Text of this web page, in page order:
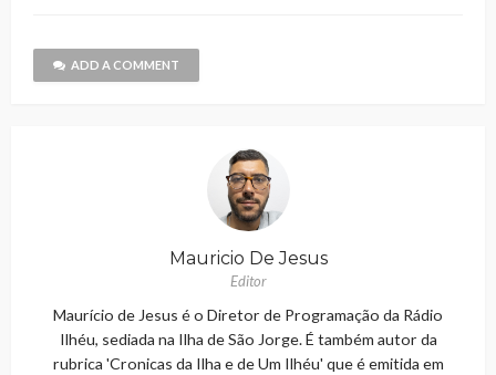
ADD A COMMENT
Mauricio De Jesus
Editor
Maurício de Jesus é o Diretor de Programação da Rádio
Ilhéu, sediada na Ilha de São Jorge. É também autor da
rubrica 'Cronicas da Ilha e de Um Ilhéu' que é emitida em